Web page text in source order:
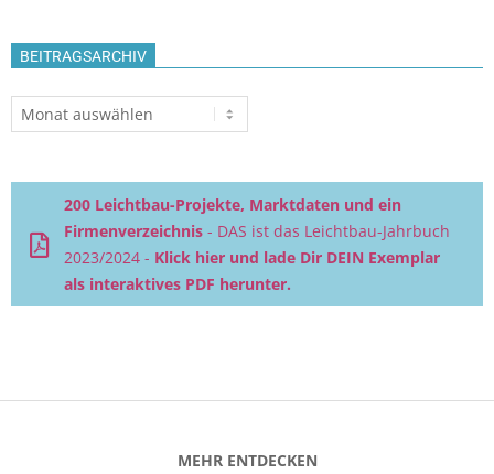
BEITRAGSARCHIV
Beitragsarchiv
200 Leichtbau-Projekte, Marktdaten und ein
Firmenverzeichnis - DAS ist das Leichtbau-Jahrbuch
2023/2024 - Klick hier und lade Dir DEIN Exemplar
als interaktives PDF herunter.
MEHR ENTDECKEN